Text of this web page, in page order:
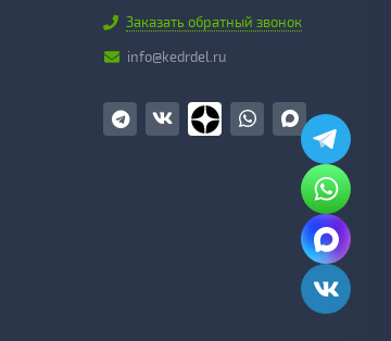
Заказать обратный звонок
info@kedrdel.ru